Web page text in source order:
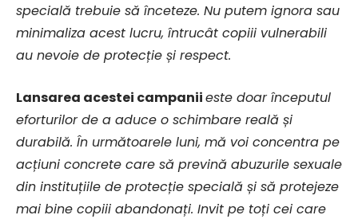
specială trebuie să înceteze. Nu putem ignora sau
minimaliza acest lucru, întrucât copiii vulnerabili
au nevoie de protecție și respect.
Lansarea acestei campaniieste doar începutul
eforturilor de a aduce o schimbare reală și
durabilă. În următoarele luni, mă voi concentra pe
acțiuni concrete care să prevină abuzurile sexuale
din instituțiile de protecție specială și să protejeze
mai bine copiii abandonați. Invit pe toți cei care